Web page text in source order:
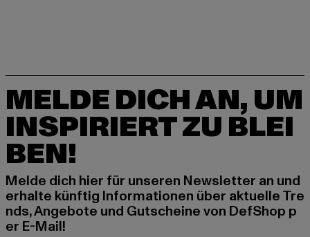
MELDE DICH AN, UM
INSPIRIERT ZU BLEI
BEN!
Melde dich hier für unseren Newsletter an und
erhalte künftig Informationen über aktuelle Tre
nds, Angebote und Gutscheine von DefShop p
er E-Mail!